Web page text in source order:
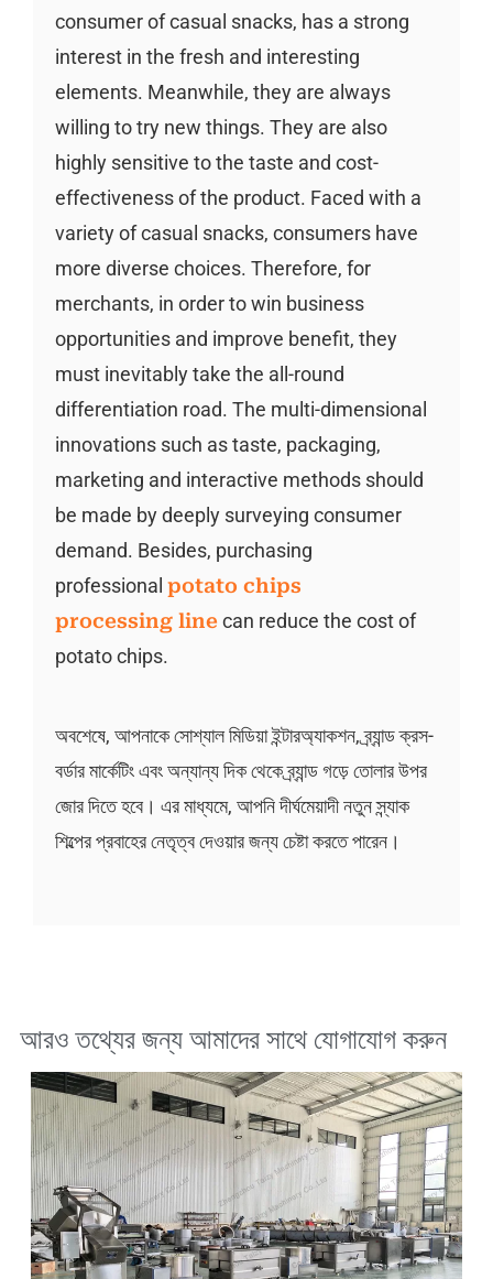
consumer of casual snacks, has a strong
interest in the fresh and interesting
elements. Meanwhile, they are always
willing to try new things. They are also
highly sensitive to the taste and cost-
effectiveness of the product. Faced with a
variety of casual snacks, consumers have
more diverse choices. Therefore, for
merchants, in order to win business
opportunities and improve benefit, they
must inevitably take the all-round
differentiation road. The multi-dimensional
innovations such as taste, packaging,
marketing and interactive methods should
be made by deeply surveying consumer
demand. Besides, purchasing
professional potato chips
processing linecan reduce the cost of
potato chips.
অবশেষে, আপনাকে সোশ্যাল মিডিয়া ইন্টারঅ্যাকশন, ব্র্যান্ড ক্রস-
বর্ডার মার্কেটিং এবং অন্যান্য দিক থেকে ব্র্যান্ড গড়ে তোলার উপর
জোর দিতে হবে। এর মাধ্যমে, আপনি দীর্ঘমেয়াদী নতুন স্ন্যাক
শিল্পের প্রবাহের নেতৃত্ব দেওয়ার জন্য চেষ্টা করতে পারেন।
আরও তথ্যের জন্য আমাদের সাথে যোগাযোগ করুন